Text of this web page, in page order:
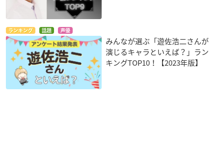
ランキング 話題 声優
みんなが選ぶ「遊佐浩二さんが
演じるキャラといえば？」ラン
キングTOP10！【2023年版】